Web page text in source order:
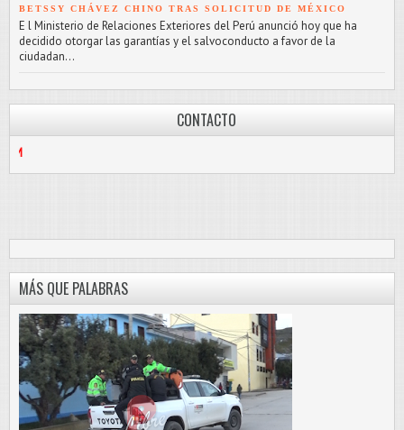
BETSSY CHÁVEZ CHINO TRAS SOLICITUD DE MÉXICO
E l Ministerio de Relaciones Exteriores del Perú anunció hoy que ha
decidido otorgar las garantías y el salvoconducto a favor de la
ciudadan...
CONTACTO
MÁS QUE PALABRAS